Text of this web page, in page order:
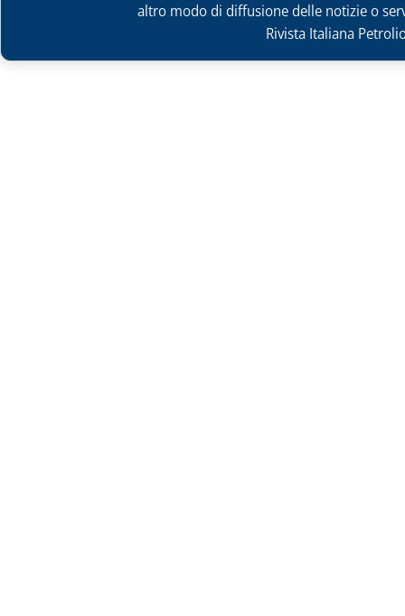
altro modo di diffusione delle notizie o
Rivista Italiana